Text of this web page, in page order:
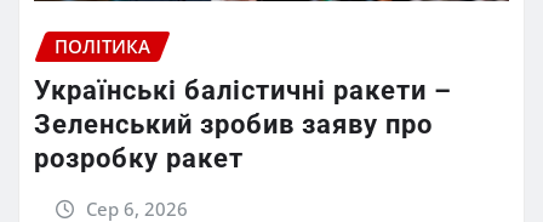
ПОЛІТИКА
Українські балістичні ракети –
Зеленський зробив заяву про
розробку ракет
Сер 6, 2026